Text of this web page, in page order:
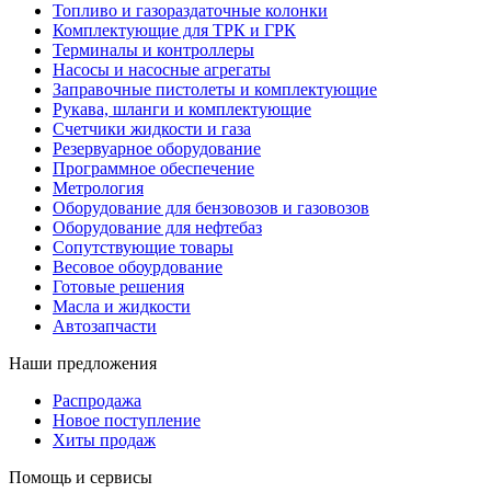
Топливо и газораздаточные колонки
Комплектующие для ТРК и ГРК
Терминалы и контроллеры
Насосы и насосные агрегаты
Заправочные пистолеты и комплектующие
Рукава, шланги и комплектующие
Счетчики жидкости и газа
Резервуарное оборудование
Программное обеспечение
Метрология
Оборудование для бензовозов и газовозов
Оборудование для нефтебаз
Сопутствующие товары
Весовое обоурдование
Готовые решения
Масла и жидкости
Автозапчасти
Наши предложения
Распродажа
Новое поступление
Хиты продаж
Помощь и сервисы